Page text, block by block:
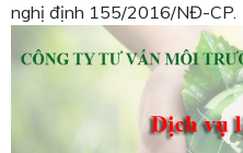
nghị định 155/2016/NĐ-CP.